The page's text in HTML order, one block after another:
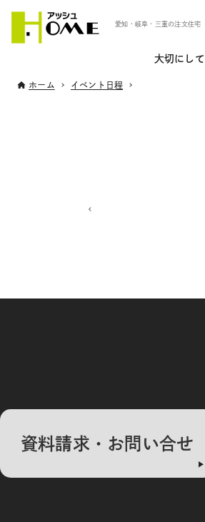
愛知・岐阜・三重の注文住宅
大切にし
ホーム イベント日程
資料請求・お問い合せ